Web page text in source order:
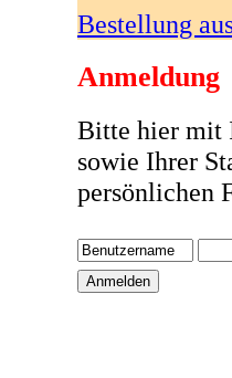
Bestellung
Anmeldung
Bitte hier mit
sowie Ihrer
persönlichen